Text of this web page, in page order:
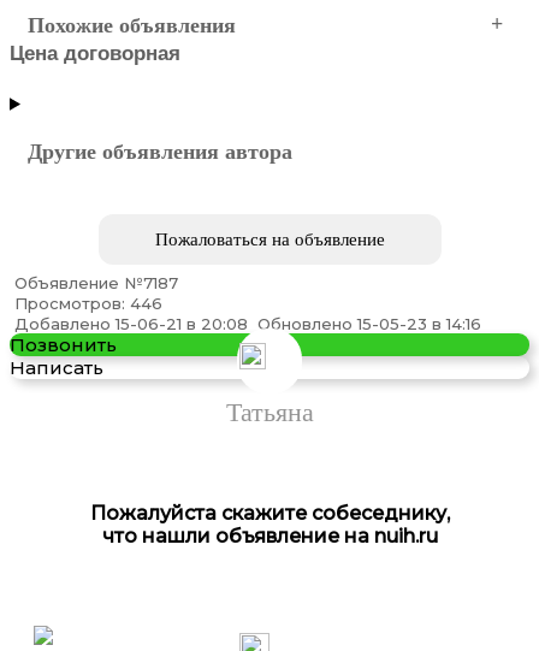
Похожие объявления
Администратор в ИП Татьяна Желукевич
Цена договорная
Другие объявления автора
Пожаловаться на объявление
Объявление №7187
Просмотров: 446
Добавлено 15-06-21 в 20:08 Обновлено 15-05-23 в 14:16
Позвонить
Написать
Татьяна
Пожалуйста скажите собеседнику,
что нашли объявление на nuih.ru